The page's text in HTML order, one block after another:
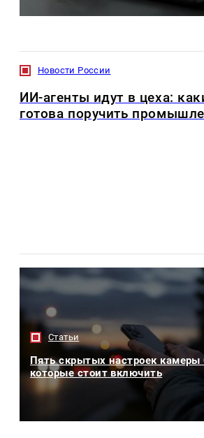
Новости России
ИИ-агенты идут в цеха:
готова поручить
Статьи
Пять скрытых настроек камеры
которые стоит включить